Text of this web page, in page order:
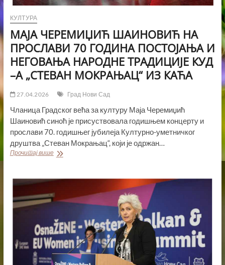
КУЛТУРА
МАЈА ЧЕРЕМИЏИЋ ШАИНОВИЋ НА
ПРОСЛАВИ 70 ГОДИНА ПОСТОЈАЊА И
НЕГОВАЊА НАРОДНЕ ТРАДИЦИЈЕ КУД
–А „СТЕВАН МОКРАЊАЦ“ ИЗ КАЋА
27.04.2026 Град Нови Сад
Чланица Градског већа за културу Маја Черемиџић
Шаиновић синоћ је присуствовала годишњем концерту и
прослави 70. годишњег јубилеја Културно-уметничког
друштва „Стеван Мокрањац“, који је одржан…
Прочитај вишеМАЈА
НА
70
ГОДИНА
И
НЕГОВАЊА
НАРОДНЕ
ТРАДИЦИЈЕ
КУД